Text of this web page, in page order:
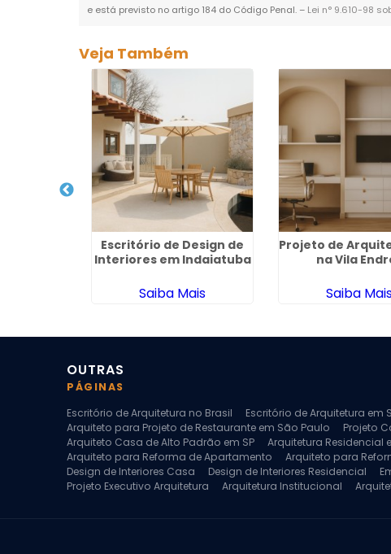
e está previsto no artigo 184 do Código Penal. – Lei n° 9.610-98
Veja Também
Escritório de Design de
Interiores em Indaiatuba
Saiba Mais
Projeto de
na Vila
Saiba
OUTRAS
PÁGINAS
Escritório de Arquitetura no Brasil
Escritório de Arquitetura em
Arquiteto para Projeto de Restaurante em São Paulo
Projeto
Arquiteto Casa de Alto Padrão em SP
Arquitetura Residencial
Arquiteto para Reforma de Apartamento
Arquiteto para
Design de Interiores Casa
Design de Interiores Residencial
Projeto Executivo Arquitetura
Arquitetura Institucional